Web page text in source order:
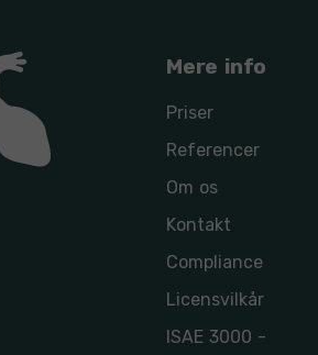
Mere info
Priser
Referencer
Om os
Kontakt
Compliance
Licensvilkår
ISAE 3000 -